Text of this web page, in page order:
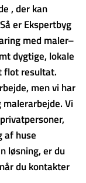
, der kan
er Ekspertbyg
med maler–
dygtige, lokale
flot resultat.
men vi har
Vi
af huse
løsning, er du
du kontakter